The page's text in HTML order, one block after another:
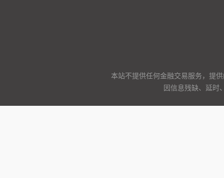
本站不提供任何金融交易服务，提
因信息残缺、延时